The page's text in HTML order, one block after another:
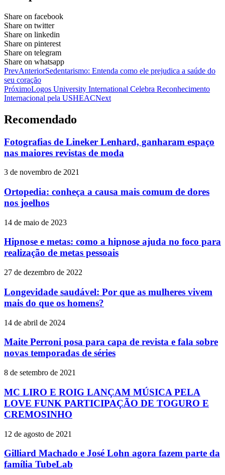
Share on facebook
Share on twitter
Share on linkedin
Share on pinterest
Share on telegram
Share on whatsapp
PrevAnteriorSedentarismo: Entenda como ele prejudica a saúde do
seu coração
PróximoLogos University International Celebra Reconhecimento
Internacional pela USHEACNext
Recomendado
Fotografias de Lineker Lenhard, ganharam espaço
nas maiores revistas de moda
3 de novembro de 2021
Ortopedia: conheça a causa mais comum de dores
nos joelhos
14 de maio de 2023
Hipnose e metas: como a hipnose ajuda no foco para
realização de metas pessoais
27 de dezembro de 2022
Longevidade saudável: Por que as mulheres vivem
mais do que os homens?
14 de abril de 2024
Maite Perroni posa para capa de revista e fala sobre
novas temporadas de séries
8 de setembro de 2021
MC LIRO E ROIG LANÇAM MÚSICA PELA
LOVE FUNK PARTICIPAÇÃO DE TOGURO E
CREMOSINHO
12 de agosto de 2021
Gilliard Machado e José Lohn agora fazem parte da
família TubeLab